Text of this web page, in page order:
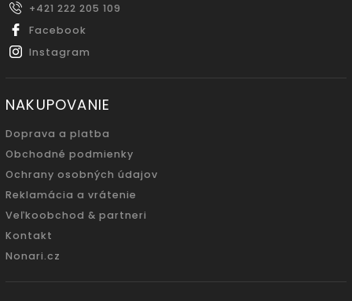
+421 222 205 109
Facebook
Instagram
NAKUPOVANIE
Doprava a platba
Obchodné podmienky
Ochrany osobných údajov
Reklamácia a vrátenie
Veľkoobchod & partneri
Kontakt
Nonari.cz